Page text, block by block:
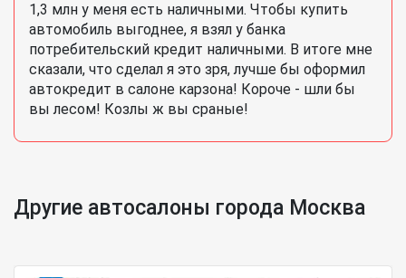
1,3 млн у меня есть наличными. Чтобы купить
автомобиль выгоднее, я взял у банка
потребительский кредит наличными. В итоге мне
сказали, что сделал я это зря, лучше бы оформил
автокредит в салоне карзона! Короче - шли бы
вы лесом! Козлы ж вы сраные!
Другие автосалоны города Москва